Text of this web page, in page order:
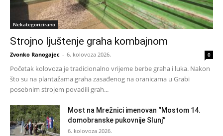
Nekategorizirano
Strojno ljuštenje graha kombajnom
Zvonko Ranogajec - 6. kolovoza 2026. 0
Početak kolovoza je tradicionalno vrijeme berbe graha i luka. Nakon
što su na plantažama graha zasađenog na oranicama u Grabi
posebnim strojem povadili grah...
Most na Mrežnici imenovan “Mostom 14.
domobranske pukovnije Slunj”
6. kolovoza 2026.